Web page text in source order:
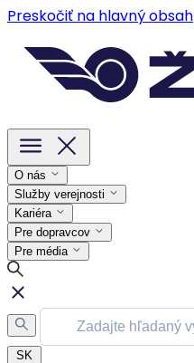
Preskočiť na hlavný obsah
O nás
Služby verejnosti
Kariéra
Pre dopravcov
Pre média
SK